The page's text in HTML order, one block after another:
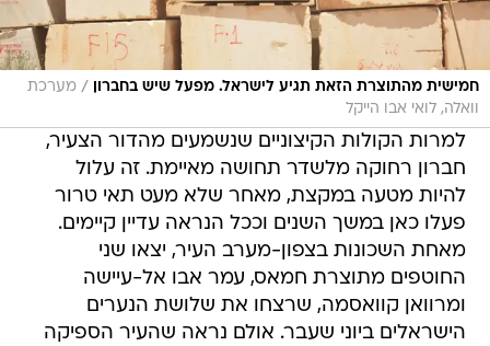
חמישית מהתוצרת הזאת תגיע לישראל. מפעל שיש בחברון / מערכת
וואלה, לואי אבו הייקל
למרות הקולות הקיצוניים שנשמעים מהדור הצעיר,
חברון רחוקה מלשדר תחושה מאיימת. זה עלול
להיות מטעה במקצת, מאחר שלא מעט תאי טרור
פעלו כאן במשך השנים וככל הנראה עדיין קיימים.
מאחת השכונות בצפון-מערב העיר, יצאו שני
החוטפים מתוצרת חמאס, עמר אבו אל-עיישה
ומרוואן קוואסמה, שרצחו את שלושת הנערים
הישראלים ביוני שעבר. אולם נראה שהעיר הספיקה